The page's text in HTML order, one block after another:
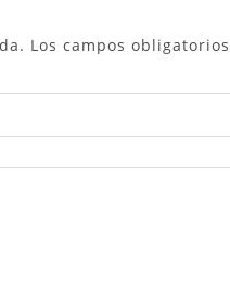
Los campos